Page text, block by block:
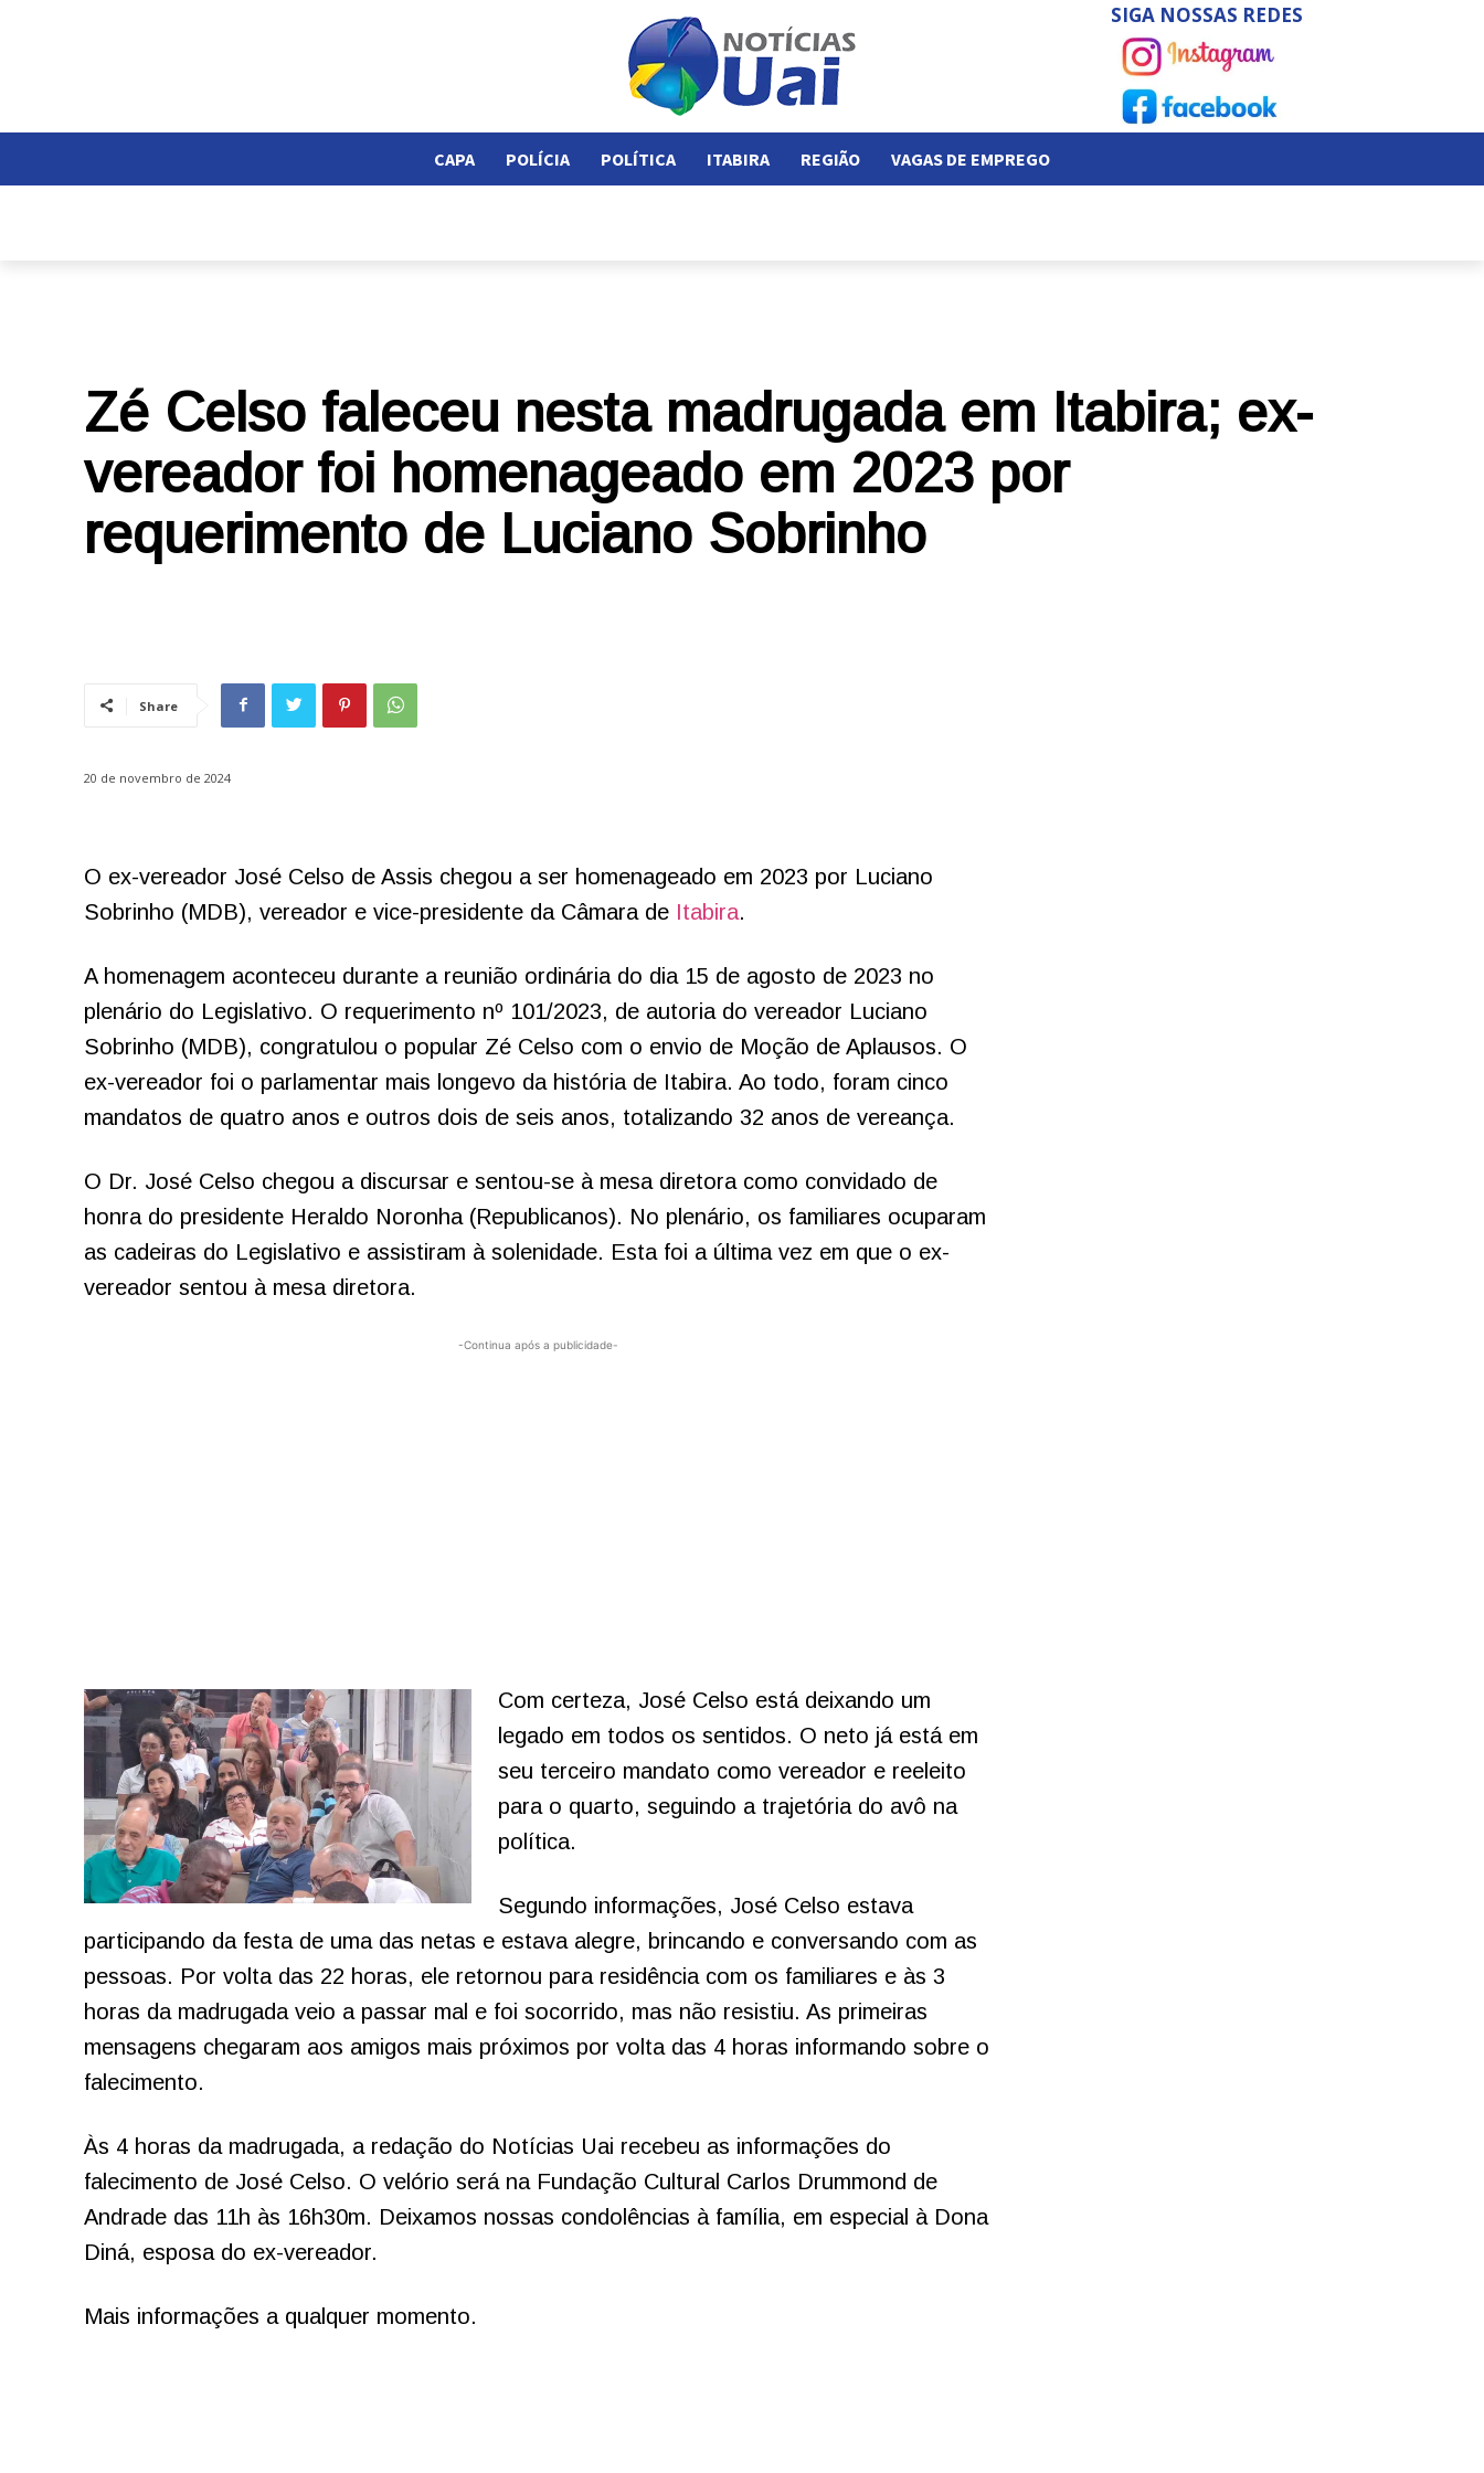
SIGA NOSSAS REDES
CAPA POLÍCIA POLÍTICA ITABIRA REGIÃO VAGAS DE EMPREGO
Zé Celso faleceu nesta madrugada em Itabira; ex-
vereador foi homenageado em 2023 por
requerimento de Luciano Sobrinho
Share
20 de novembro de 2024
O ex-vereador José Celso de Assis chegou a ser homenageado em 2023 por Luciano
Sobrinho (MDB), vereador e vice-presidente da Câmara de Itabira.
A homenagem aconteceu durante a reunião ordinária do dia 15 de agosto de 2023 no
plenário do Legislativo. O requerimento nº 101/2023, de autoria do vereador Luciano
Sobrinho (MDB), congratulou o popular Zé Celso com o envio de Moção de Aplausos. O
ex-vereador foi o parlamentar mais longevo da história de Itabira. Ao todo, foram cinco
mandatos de quatro anos e outros dois de seis anos, totalizando 32 anos de vereança.
O Dr. José Celso chegou a discursar e sentou-se à mesa diretora como convidado de
honra do presidente Heraldo Noronha (Republicanos). No plenário, os familiares ocuparam
as cadeiras do Legislativo e assistiram à solenidade. Esta foi a última vez em que o ex-
vereador sentou à mesa diretora.
-Continua após a publicidade-
Com certeza, José Celso está deixando um
legado em todos os sentidos. O neto já está em
seu terceiro mandato como vereador e reeleito
para o quarto, seguindo a trajetória do avô na
política.
Segundo informações, José Celso estava
participando da festa de uma das netas e estava alegre, brincando e conversando com as
pessoas. Por volta das 22 horas, ele retornou para residência com os familiares e às 3
horas da madrugada veio a passar mal e foi socorrido, mas não resistiu. As primeiras
mensagens chegaram aos amigos mais próximos por volta das 4 horas informando sobre o
falecimento.
Às 4 horas da madrugada, a redação do Notícias Uai recebeu as informações do
falecimento de José Celso. O velório será na Fundação Cultural Carlos Drummond de
Andrade das 11h às 16h30m. Deixamos nossas condolências à família, em especial à Dona
Diná, esposa do ex-vereador.
Mais informações a qualquer momento.